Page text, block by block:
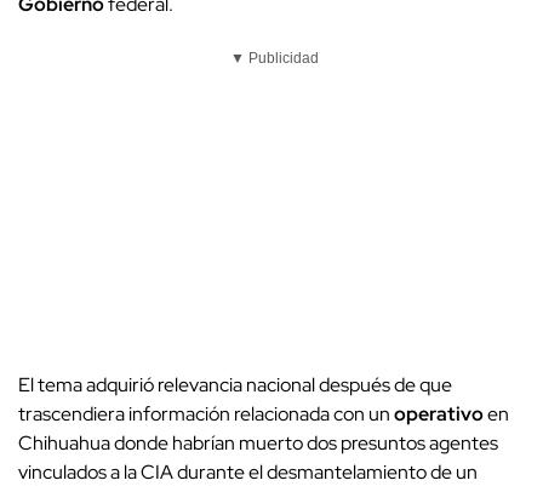
▼ Publicidad
El tema adquirió relevancia nacional después de que
trascendiera información relacionada con unoperativoen
Chihuahua donde habrían muerto dos presuntos agentes
vinculados a la CIA durante el desmantelamiento de un